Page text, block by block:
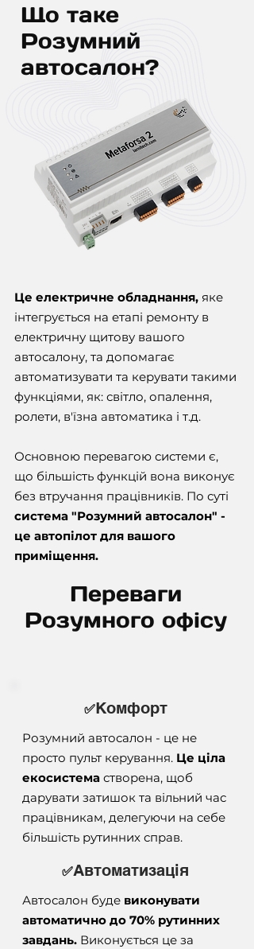
Що таке
Розумний
автосалон?
Це електричне обладнання, яке
інтегрується на етапі ремонту в
електричну щитову вашого
автосалону, та допомагає
автоматизувати та керувати такими
функціями, як: світло, опалення,
ролети, в'їзна автоматика і т.д.
Основною перевагою системи є,
що більшість функцій вона виконує
без втручання працівників. По суті
система "Розумний автосалон" -
це автопілот для вашого
приміщення.
Переваги
Розумного офісу
✅Комфорт
Розумний автосалон - це не
просто пульт керування. Це ціла
екосистема створена, щоб
дарувати затишок та вільний час
працівникам, делегуючи на себе
більшість рутинних справ.
✅Автоматизація
Автосалон буде виконувати
автоматично до 70% рутинних
завдань. Виконується це за